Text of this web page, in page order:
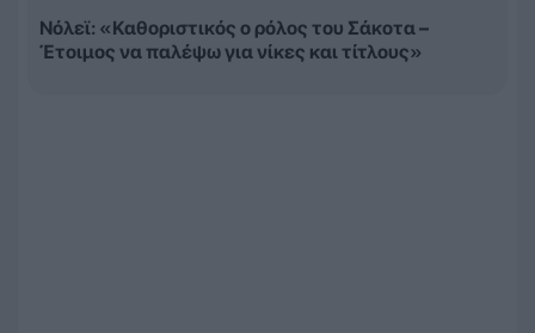
Νόλεϊ: «Καθοριστικός ο ρόλος του Σάκοτα –
Έτοιμος να παλέψω για νίκες και τίτλους»